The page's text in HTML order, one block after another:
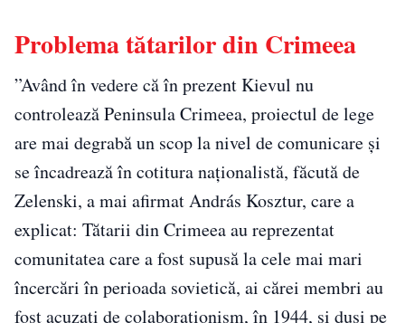
Problema tătarilor din Crimeea
”Având în vedere că în prezent Kievul nu
controlează Peninsula Crimeea, proiectul de lege
are mai degrabă un scop la nivel de comunicare și
se încadrează în cotitura naționalistă, făcută de
Zelenski, a mai afirmat András Kosztur, care a
explicat: Tătarii din Crimeea au reprezentat
comunitatea care a fost supusă la cele mai mari
încercări în perioada sovietică, ai cărei membri au
fost acuzați de colaboraționism, în 1944, și duși pe